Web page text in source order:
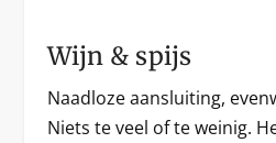
Wijn & spijs
Naadloze aansluiting,
Niets te veel of te weinig.